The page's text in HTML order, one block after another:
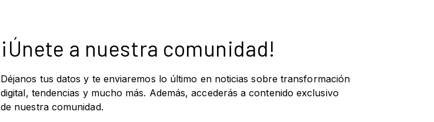
¡Únete a nuestra comunidad!
Déjanos tus datos y te enviaremos lo último en noticias sobre transformación
digital, tendencias y mucho más. Además, accederás a contenido exclusivo
de nuestra comunidad.